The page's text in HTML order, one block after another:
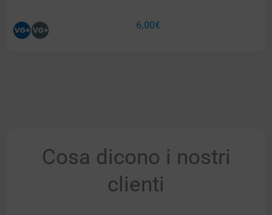
6,00€
Cosa dicono i nostri
clienti